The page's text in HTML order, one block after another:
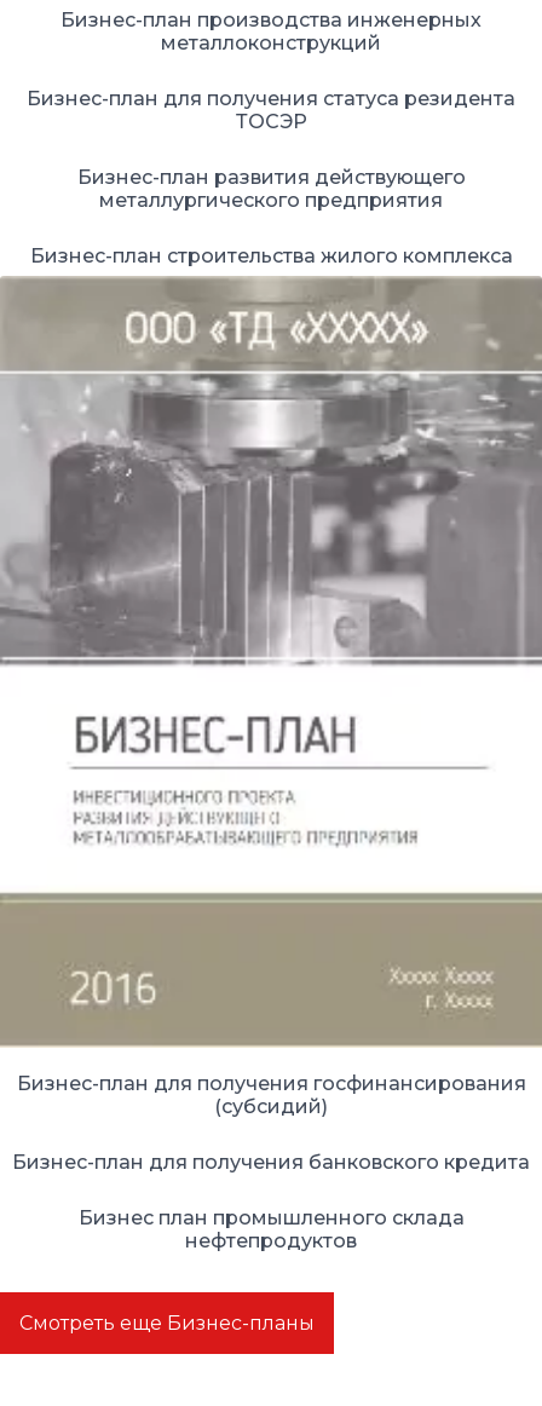
Бизнес-план производства инженерных
металлоконструкций
Бизнес-план для получения статуса резидента
ТОСЭР
Бизнес-план развития действующего
металлургического предприятия
Бизнес-план строительства жилого комплекса
Бизнес-план для получения госфинансирования
(субсидий)
Бизнес-план для получения банковского кредита
Бизнес план промышленного склада
нефтепродуктов
Смотреть еще Бизнес-планы